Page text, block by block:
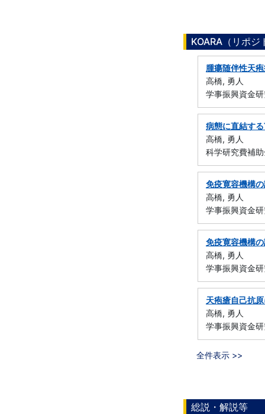
KOARA（リポ
腫瘍随伴性天
高橋, 勇人
学事振興資金
病態に直結す
高橋, 勇人
科学研究費補
免疫寛容機構
高橋, 勇人
学事振興資金
免疫寛容機構
高橋, 勇人
学事振興資金
天疱瘡自己抗
高橋, 勇人
学事振興資金
全件表示 >>
総説・解説等